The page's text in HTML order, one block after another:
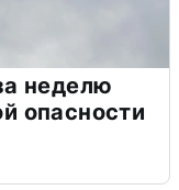
неделю
опасности